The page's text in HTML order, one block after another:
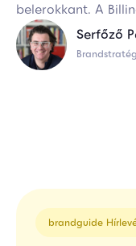
belerokkant. A
Serfőző
brandguide